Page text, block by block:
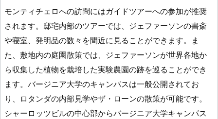
モンティチェロへの訪問にはガイドツアーへの参加が推奨
されます。邸宅内部のツアーでは、ジェファーソンの書斎
や寝室、発明品の数々を間近に見ることができます。ま
た、敷地内の庭園散策では、ジェファーソンが世界各地か
ら収集した植物を栽培した実験農園の跡を巡ることができ
ます。バージニア大学のキャンパスは一般公開されてお
り、ロタンダの内部見学やザ・ローンの散策が可能です。
シャーロッツビルの中心部からバージニア大学キャンパス